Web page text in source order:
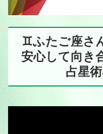
♊️ふたご座さ
安心して向き
占星